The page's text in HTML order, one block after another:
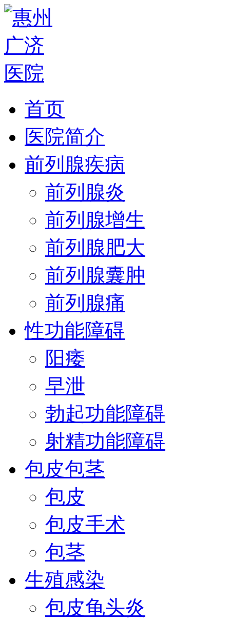
首页
医院简介
前列腺疾病
前列腺炎
前列腺增生
前列腺肥大
前列腺囊肿
前列腺痛
性功能障碍
阳痿
早泄
勃起功能障碍
射精功能障碍
包皮包茎
包皮
包皮手术
包茎
生殖感染
包皮龟头炎